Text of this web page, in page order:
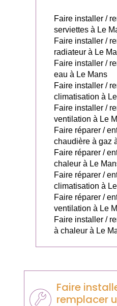
Faire installer /
serviettes à Le
Faire installer /
radiateur à Le
Faire installer /
eau à Le Mans
Faire installer /
climatisation à
Faire installer /
ventilation à Le
Faire réparer /
chaudière à gaz
Faire réparer /
chaleur à Le
Faire réparer /
climatisation à
Faire réparer /
ventilation à Le
Faire installer /
à chaleur à Le
Faire
remplacer